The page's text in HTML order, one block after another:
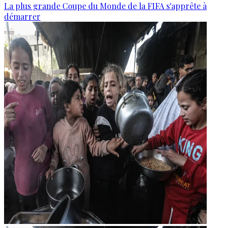
La plus grande Coupe du Monde de la FIFA s'apprête à
démarrer